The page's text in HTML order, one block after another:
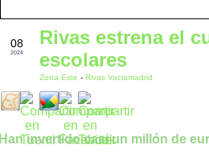
08
2024
Rivas estrena el
escolares
Zona Este - Rivas Vaciamadrid
Han invertido casi un millón de